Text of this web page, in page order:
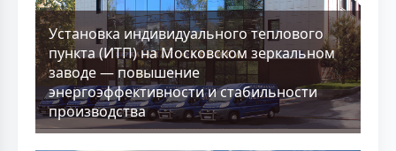
Установка индивидуального теплового
пункта (ИТП) на Московском зеркальном
заводе — повышение
энергоэффективности и стабильности
производства